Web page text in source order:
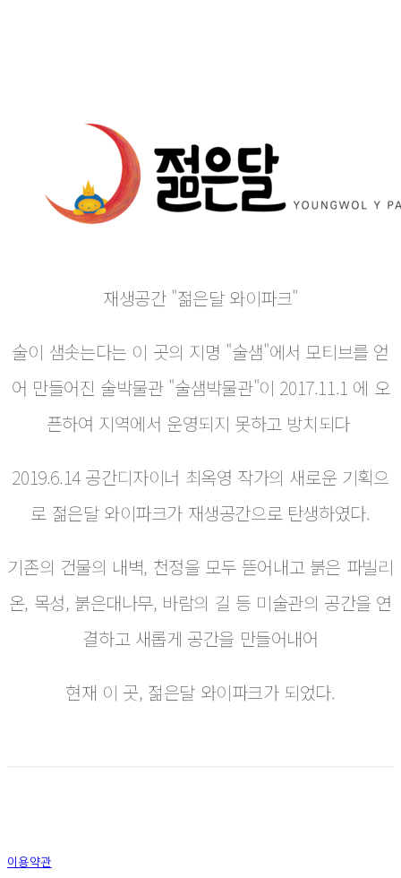
재생공간 "젊은달 와이파크"
술이 샘솟는다는 이 곳의 지명 "술샘"에서 모티브를 얻
어 만들어진 술박물관 "술샘박물관"이 2017.11.1 에 오
픈하여 지역에서 운영되지 못하고 방치되다
2019.6.14 공간디자이너 최옥영 작가의 새로운 기획으
로 젊은달 와이파크가 재생공간으로 탄생하였다.
기존의 건물의 내벽, 천정을 모두 뜯어내고 붉은 파빌리
온, 목성, 붉은대나무, 바람의 길 등 미술관의 공간을 연
결하고 새롭게 공간을 만들어내어
현재 이 곳, 젊은달 와이파크가 되었다.
이용약관